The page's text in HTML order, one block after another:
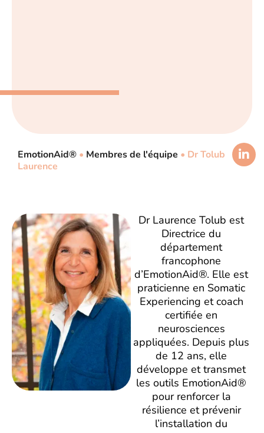
EmotionAid® • Membres de l'équipe • Dr Tolub
Laurence
Dr Laurence Tolub est
Directrice du
département
francophone
d’EmotionAid®. Elle est
praticienne en Somatic
Experiencing et coach
certifiée en
neurosciences
appliquées. Depuis plus
de 12 ans, elle
développe et transmet
les outils EmotionAid®
pour renforcer la
résilience et prévenir
l’installation du